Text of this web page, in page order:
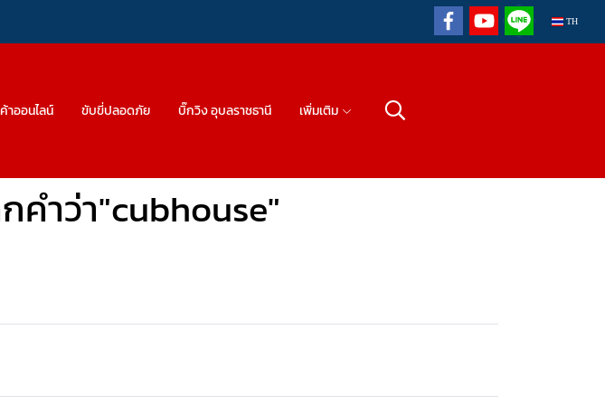
TH
าออนไลน์ ขับขี่ปลอดภัย บิ๊กวิง อุบลราชธานี เพิ่มเติม
คำว่า"cubhouse"